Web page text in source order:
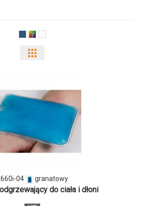
i
2660i-
04 granatowy
do ciała i dłoni